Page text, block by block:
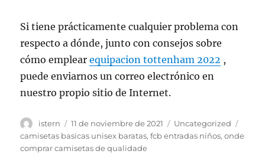
Si tiene prácticamente cualquier problema con
respecto a dónde, junto con consejos sobre
cómo emplearequipacion tottenham 2022 ,
puede enviarnos un correo electrónico en
nuestro propio sitio de Internet.
Autor
istern
Publicado
el
11 de noviembre de 2021 Categorías
Uncategorized
camisetas basicas unisex baratas,fcb entradas niños,onde
comprar camisetas de qualidade